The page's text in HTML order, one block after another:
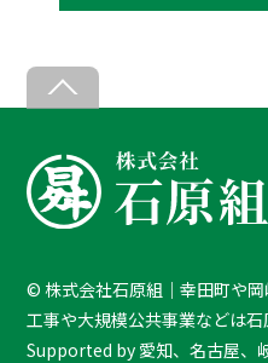
B
c
k
T
o
p
©株式会社石原組｜幸田町や
工事や大規模公共事業などは石
Supported by 愛知、名古屋、